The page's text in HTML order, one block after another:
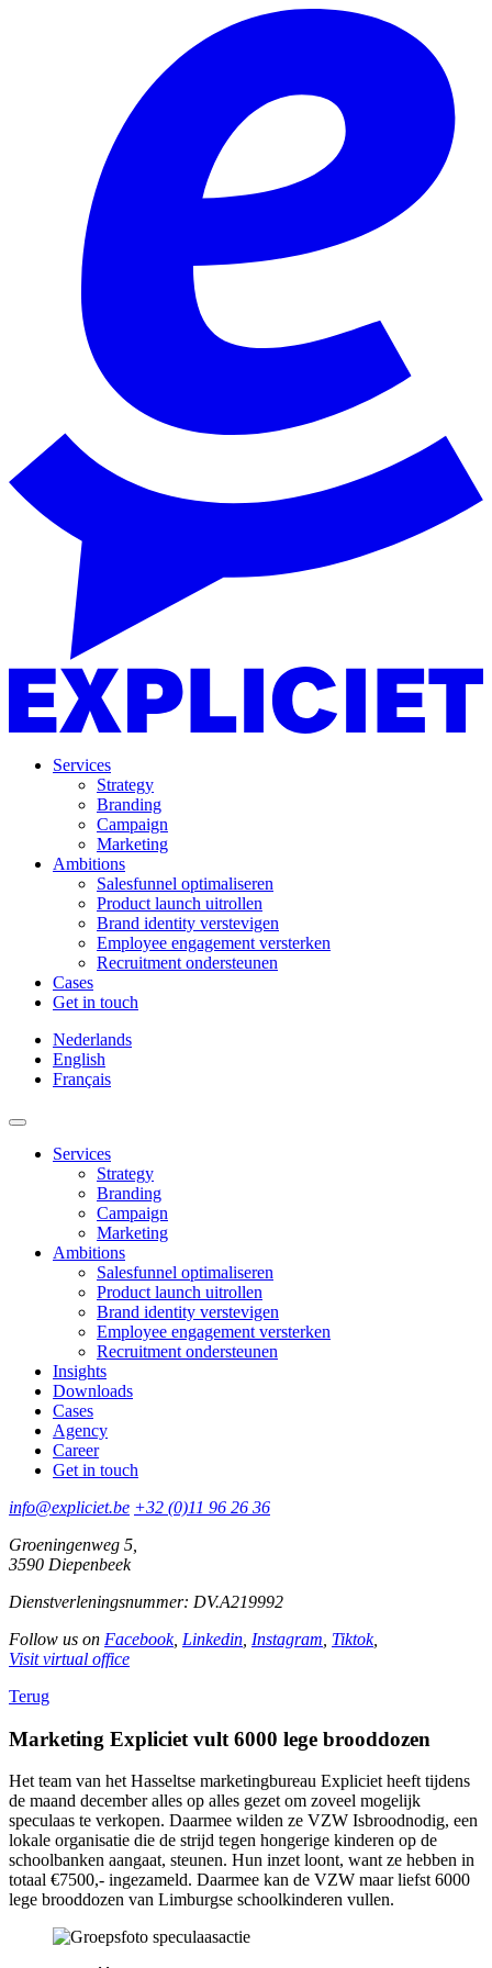
Services
Strategy
Branding
Campaign
Marketing
Ambitions
Salesfunnel optimaliseren
Product launch uitrollen
Brand identity verstevigen
Employee engagement versterken
Recruitment ondersteunen
Cases
Get in touch
Nederlands
English
Français
Services
Strategy
Branding
Campaign
Marketing
Ambitions
Salesfunnel optimaliseren
Product launch uitrollen
Brand identity verstevigen
Employee engagement versterken
Recruitment ondersteunen
Insights
Downloads
Cases
Agency
Career
Get in touch
info@expliciet.be +32 (0)11 96 26 36
Groeningenweg 5,
3590 Diepenbeek
Dienstverleningsnummer: DV.A219992
Follow us on Facebook, Linkedin Instagram Tiktok,
Visit virtual office
Terug
Marketing Expliciet vult 6000 lege brooddozen
Het team van het Hasseltse marketingbureau Expliciet heeft tijdens
de maand december alles op alles gezet om zoveel mogelijk
speculaas te verkopen. Daarmee wilden ze VZW Isbroodnodig, een
lokale organisatie die de strijd tegen hongerige kinderen op de
schoolbanken aangaat, steunen. Hun inzet loont, want ze hebben in
totaal €7500,- ingezameld. Daarmee kan de VZW maar liefst 6000
lege brooddozen van Limburgse schoolkinderen vullen.